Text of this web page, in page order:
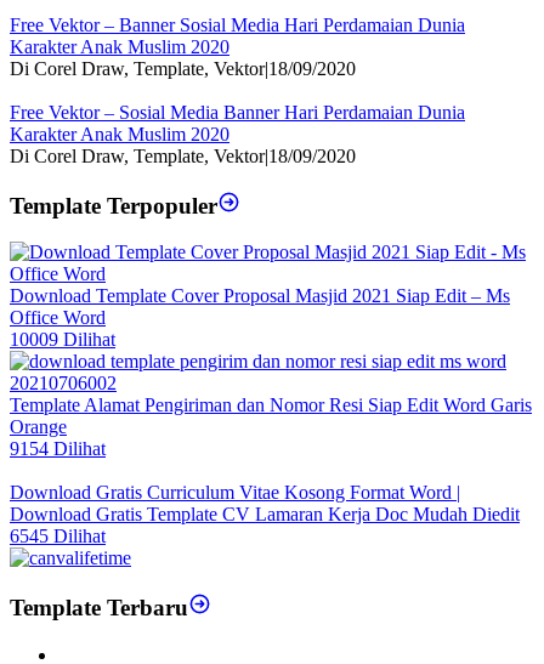
Free Vektor – Banner Sosial Media Hari Perdamaian Dunia
Karakter Anak Muslim 2020
Di Corel Draw, Template, Vektor|18/09/2020
Free Vektor – Sosial Media Banner Hari Perdamaian Dunia
Karakter Anak Muslim 2020
Di Corel Draw, Template, Vektor|18/09/2020
Template Terpopuler
Download Template Cover Proposal Masjid 2021 Siap Edit – Ms
Office Word
10009 Dilihat
Template Alamat Pengiriman dan Nomor Resi Siap Edit Word Garis
Orange
9154 Dilihat
Download Gratis Curriculum Vitae Kosong Format Word |
Download Gratis Template CV Lamaran Kerja Doc Mudah Diedit
6545 Dilihat
Template Terbaru